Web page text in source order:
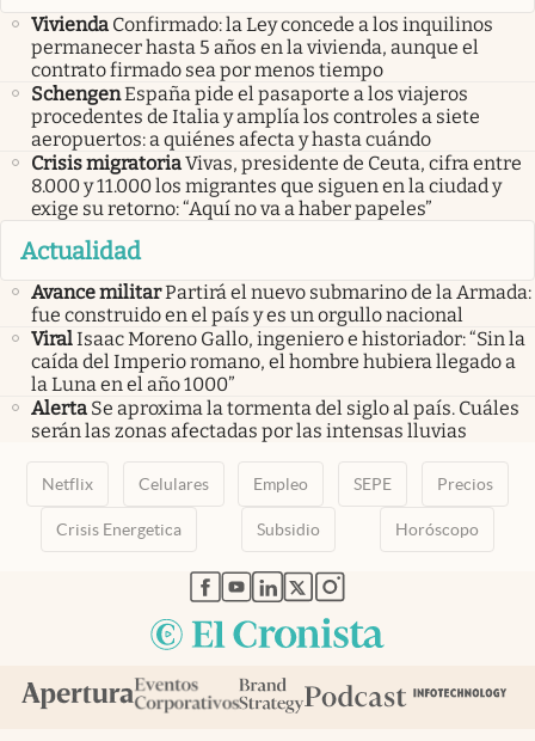
Vivienda Confirmado: la Ley concede a los inquilinos
permanecer hasta 5 años en la vivienda, aunque el
contrato firmado sea por menos tiempo
SchengenEspaña pide el pasaporte a los viajeros
procedentes de Italia y amplía los controles a siete
aeropuertos: a quiénes afecta y hasta cuándo
Crisis migratoriaVivas, presidente de Ceuta, cifra entre
8.000 y 11.000 los migrantes que siguen en la ciudad y
exige su retorno: “Aquí no va a haber papeles”
Actualidad
Avance militarPartirá el nuevo submarino de la Armada:
fue construido en el país y es un orgullo nacional
ViralIsaac Moreno Gallo, ingeniero e historiador: “Sin la
caída del Imperio romano, el hombre hubiera llegado a
la Luna en el año 1000”
Alerta Se aproxima la tormenta del siglo al país. Cuáles
serán las zonas afectadas por las intensas lluvias
Netflix Celulares Empleo SEPE Precios
Crisis Energetica Subsidio Horóscopo
abre en nueva pestaña
abre en nueva pestaña
abre en nueva pestaña
abre en nueva pestaña
abre en nueva pestaña